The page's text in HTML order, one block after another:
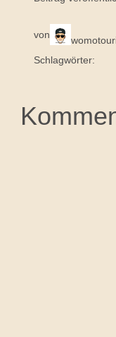
von
Schlagwörter: